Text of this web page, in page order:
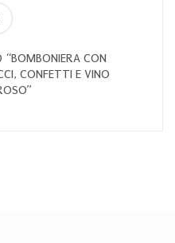
“BOMBONIERA CON
CONFETTI E VINO